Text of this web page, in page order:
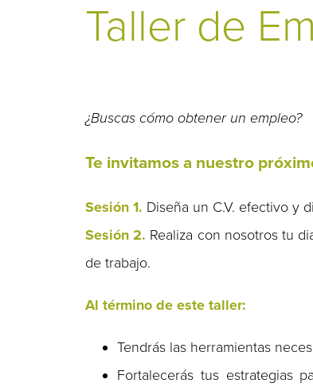
Taller de
¿Buscas cómo obtener un empleo?
Te invitamos a nuestro
Sesión 1. Diseña un C.V. efectivo y
Sesión 2. Realiza con nosotros tu
de trabajo.
Al término de este taller:
Tendrás las herramientas
Fortalecerás tus estrategias